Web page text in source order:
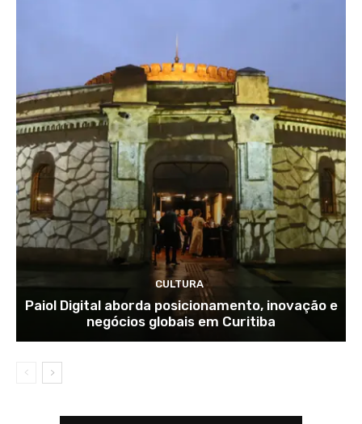
CULTURA
Paiol Digital aborda posicionamento, inovação e
negócios globais em Curitiba